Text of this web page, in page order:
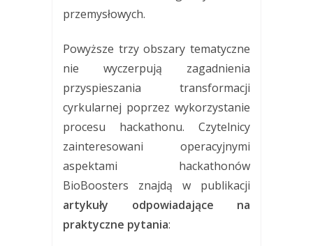
przemysłowych.
Powyższe trzy obszary tematyczne
nie wyczerpują zagadnienia
przyspieszania transformacji
cyrkularnej poprzez wykorzystanie
procesu hackathonu. Czytelnicy
zainteresowani operacyjnymi
aspektami hackathonów
BioBoosters znajdą w publikacji
artykuły odpowiadające na
praktyczne pytania: